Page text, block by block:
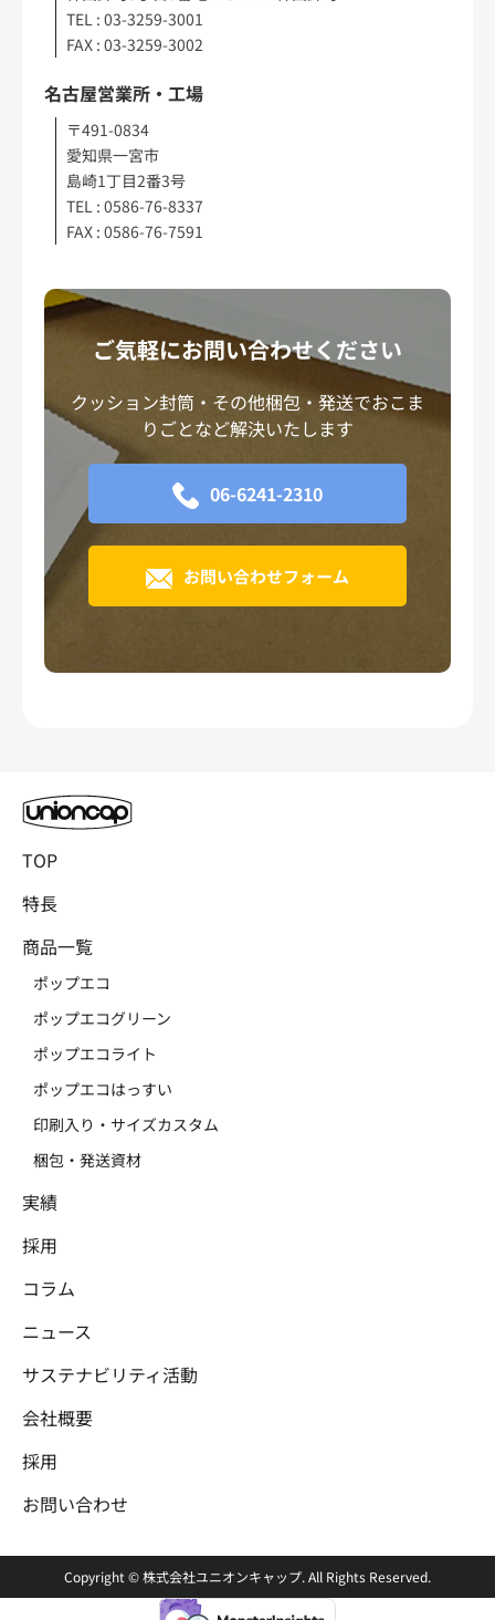
TEL : 03-3259-3001
FAX : 03-3259-3002
名古屋営業所・工場
〒491-0834
愛知県一宮市
島崎1丁目2番3号
TEL : 0586-76-8337
FAX : 0586-76-7591
ご気軽にお問い合わせください
クッション封筒・その他梱包・発送でおこま
りごとなど解決いたします
06-6241-2310
お問い合わせフォーム
TOP
特長
商品一覧
ポップエコ
ポップエコグリーン
ポップエコライト
ポップエコはっすい
印刷入り・サイズカスタム
梱包・発送資材
実績
採用
コラム
ニュース
サステナビリティ活動
会社概要
採用
お問い合わせ
Copyright © 株式会社ユニオンキャップ. All Rights Reserved.